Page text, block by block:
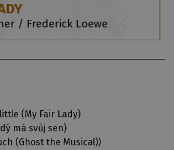
/ Frederick Loewe
(My Fair Lady)
má svůj sen)
(Ghost the Musical))